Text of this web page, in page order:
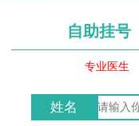
自助挂号
专业医生
姓名